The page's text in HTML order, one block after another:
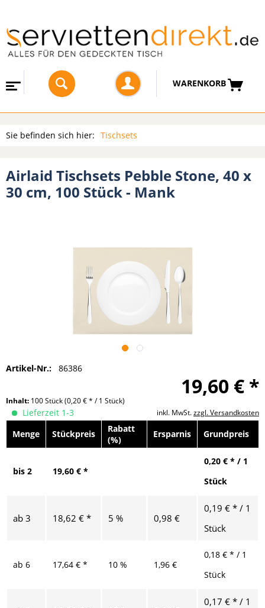
WARENKORB
Sie befinden sich hier: Tischsets
Airlaid Tischsets Pebble Stone, 40 x
30 cm, 100 Stück - Mank
Artikel-Nr.: 86386
19,60 € *
Inhalt: 100 Stück(0,20 € * / 1 Stück)
inkl. MwSt.zzgl. Versandkosten
Lieferzeit 1-3
Menge
Stückpreis
Rabatt
(%)
Ersparnis Grundpreis
bis 2 19,60 € *
0,20 € * / 1
Stück
ab 3 18,62 € * 5 % 0,98 €
0,19 € * / 1
Stück
ab 6 17,64 € * 10 % 1,96 €
0,18 € * / 1
Stück
0,17 € * / 1